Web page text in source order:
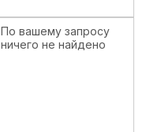
По вашему запросу
ничего не найдено